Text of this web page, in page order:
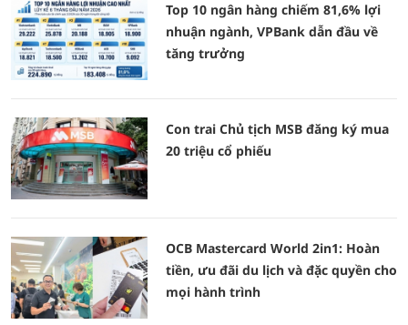
Top 10 ngân hàng chiếm 81,6% lợi
nhuận ngành, VPBank dẫn đầu về
tăng trưởng
Con trai Chủ tịch MSB đăng ký mua
20 triệu cổ phiếu
OCB Mastercard World 2in1: Hoàn
tiền, ưu đãi du lịch và đặc quyền cho
mọi hành trình